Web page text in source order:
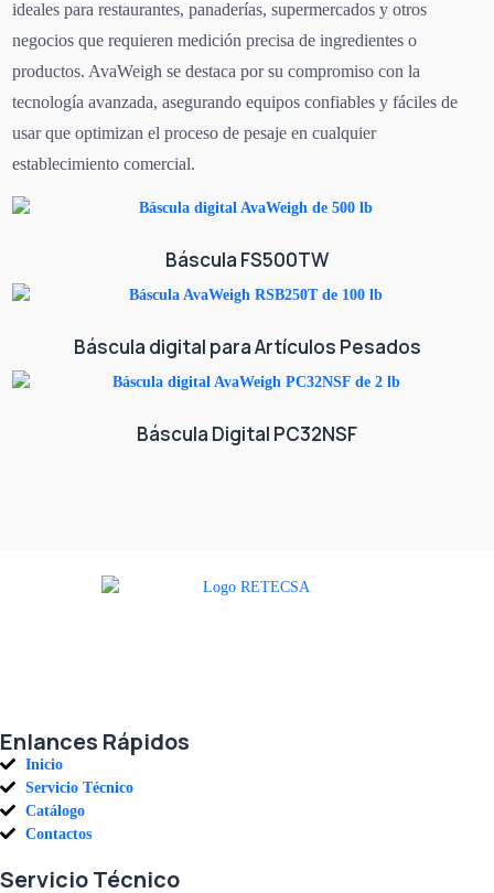
ideales para restaurantes, panaderías, supermercados y otros
negocios que requieren medición precisa de ingredientes o
productos. AvaWeigh se destaca por su compromiso con la
tecnología avanzada, asegurando equipos confiables y fáciles de
usar que optimizan el proceso de pesaje en cualquier
establecimiento comercial.
Báscula FS500TW
Báscula digital para Artículos Pesados
Báscula Digital PC32NSF
Enlances Rápidos
Inicio
Servicio Técnico
Catálogo
Contactos
Servicio Técnico